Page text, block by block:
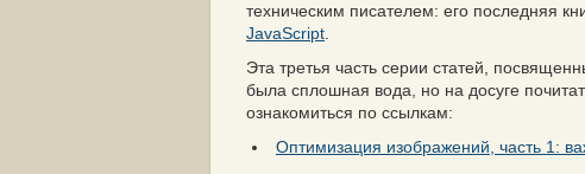
техническим писателем: его последняя
JavaScript
Эта третья часть серии статей,
была сплошная вода, но на досуге
ознакомиться по ссылкам:
Оптимизация изображений, часть 1: